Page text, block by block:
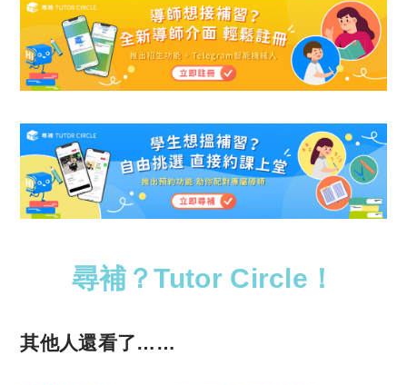
尋補？Tutor Circle！
其他人還看了……